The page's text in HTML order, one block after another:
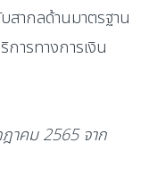
สากลด้านมาตรฐาน
ารทางการเงิน
าคม 2565 จาก